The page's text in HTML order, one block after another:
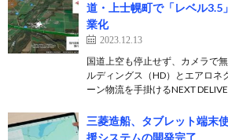
道・上士幌町で「レベル3.5
業化
2023.12.13
国道上空も停止せず、カメラで
ルディングス（HD）とエアロネ
ーン物流を手掛けるNEXT
三菱造船、タブレット端末